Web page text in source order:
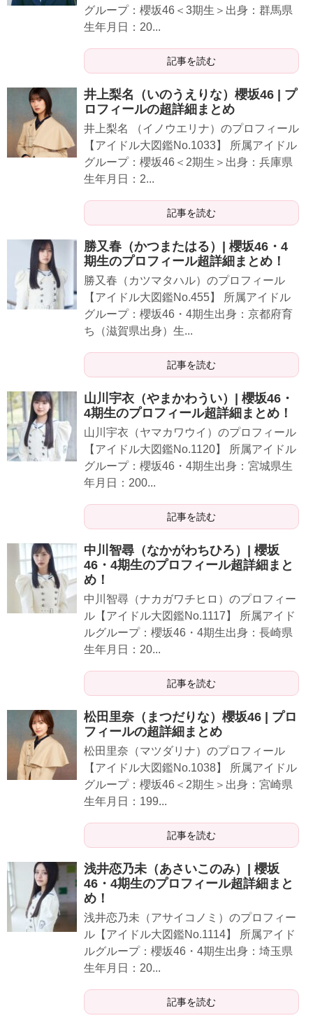
グループ：櫻坂46＜3期生＞出身：群馬県
生年月日：20...
記事を読む
井上梨名（いのうえりな）櫻坂46 | プ
ロフィールの超詳細まとめ
井上梨名 （イノウエリナ）のプロフィール
【アイドル大図鑑No.1033】 所属アイドル
グループ：櫻坂46＜2期生＞出身：兵庫県
生年月日：2...
記事を読む
勝又春（かつまたはる）| 櫻坂46・4
期生のプロフィール超詳細まとめ！
勝又春（カツマタハル）のプロフィール
【アイドル大図鑑No.455】 所属アイドル
グループ：櫻坂46・4期生出身：京都府育
ち（滋賀県出身）生...
記事を読む
山川宇衣（やまかわうい）| 櫻坂46・
4期生のプロフィール超詳細まとめ！
山川宇衣（ヤマカワウイ）のプロフィール
【アイドル大図鑑No.1120】 所属アイドル
グループ：櫻坂46・4期生出身：宮城県生
年月日：200...
記事を読む
中川智尋（なかがわちひろ）| 櫻坂
46・4期生のプロフィール超詳細まと
め！
中川智尋（ナカガワチヒロ）のプロフィー
ル【アイドル大図鑑No.1117】 所属アイド
ルグループ：櫻坂46・4期生出身：長崎県
生年月日：20...
記事を読む
松田里奈（まつだりな）櫻坂46 | プロ
フィールの超詳細まとめ
松田里奈（マツダリナ）のプロフィール
【アイドル大図鑑No.1038】 所属アイドル
グループ：櫻坂46＜2期生＞出身：宮崎県
生年月日：199...
記事を読む
浅井恋乃未（あさいこのみ）| 櫻坂
46・4期生のプロフィール超詳細まと
め！
浅井恋乃未（アサイコノミ）のプロフィー
ル【アイドル大図鑑No.1114】 所属アイド
ルグループ：櫻坂46・4期生出身：埼玉県
生年月日：20...
記事を読む